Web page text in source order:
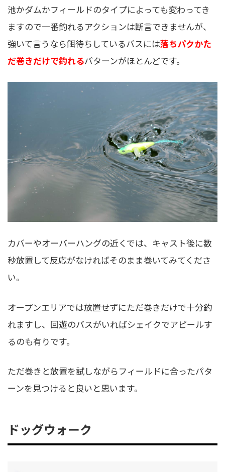
池かダムかフィールドのタイプによっても変わってき
ますので一番釣れるアクションは断言できませんが、
強いて言うなら餌待ちしているバスには落ちパクかた
だ巻きだけで釣れるパターンがほとんどです。
カバーやオーバーハングの近くでは、キャスト後に数
秒放置して反応がなければそのまま巻いてみてくださ
い。
オープンエリアでは放置せずにただ巻きだけで十分釣
れますし、回遊のバスがいればシェイクでアピールす
るのも有りです。
ただ巻きと放置を試しながらフィールドに合ったパタ
ーンを見つけると良いと思います。
ドッグウォーク